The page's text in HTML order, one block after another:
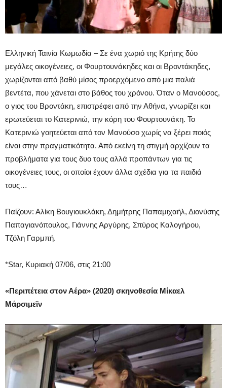
Ελληνική Ταινία Κωμωδία – Σε ένα χωριό της Κρήτης δύο
μεγάλες οικογένειες, οι Φουρτουνάκηδες και οι Βροντάκηδες,
χωρίζονται από βαθύ μίσος προερχόμενο από μια παλιά
βεντέτα, που χάνεται στο βάθος του χρόνου. Όταν ο Μανούσος,
ο γιος του Βροντάκη, επιστρέφει από την Αθήνα, γνωρίζει και
ερωτεύεται το Κατερινιώ, την κόρη του Φουρτουνάκη. Το
Κατερινιώ γοητεύεται από τον Μανούσο χωρίς να ξέρει ποιός
είναι στην πραγματικότητα. Από εκείνη τη στιγμή αρχίζουν τα
προβλήματα για τους δυο τους αλλά προπάντων για τις
οικογένειες τους, οι οποίοι έχουν άλλα σχέδια για τα παιδιά
τους…
Παίζουν: Αλίκη Βουγιουκλάκη, Δημήτρης Παπαμιχαήλ, Διονύσης
Παπαγιανόπουλος, Γιάννης Αργύρης, Σπύρος Καλογήρου,
Τζόλη Γαρμπή.
*Star, Κυριακή 07/06, στις 21:00
«Περιπέτεια στον Αέρα» (2020) σκηνοθεσία Μίκαελ
Μάρσιμεϊν